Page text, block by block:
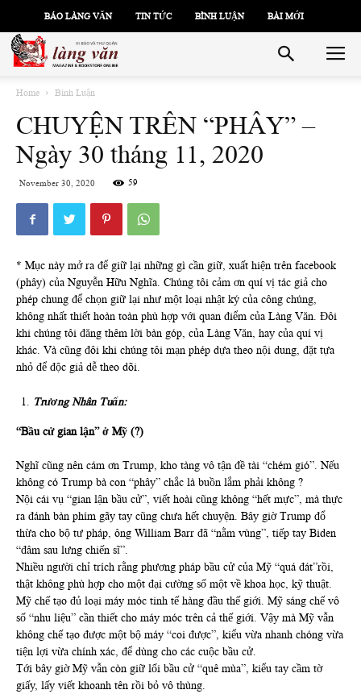
BÁO LÀNG VĂN TIN TỨC BÌNH LUẬN BÀI MỚI
Home Bình Luận
CHUYỆN TRÊN “PHÂY” –
Ngày 30 tháng 11, 2020
November 30, 2020 59
* Mục này mở ra để giữ lại những gì cần giữ, xuất hiện trên facebook
(phây) của Nguyễn Hữu Nghĩa. Chúng tôi cảm ơn quí vị tác giả cho
phép chung để chọn giữ lại như một loại nhật ký của công chúng,
không nhất thiết hoàn toàn phù hợp với quan điểm của Làng Văn. Đôi
khi chúng tôi đăng thêm lời bàn góp, của Làng Văn, hay của quí vị
khác. Và cũng đôi khi chúng tôi mạn phép dựa theo nội dung, đặt tựa
nhỏ để độc giả dễ theo dõi.
Trương Nhân Tuấn:
“Bầu cử gian lận” ở Mỹ (?)
Nghĩ cũng nên cám ơn Trump, kho tàng vô tận đề tài “chém gió”. Nếu
không có Trump bà con “phây” chắc là buồn lắm phải không ?
Nội cái vụ “gian lận bầu cử”, viết hoài cũng không “hết mực”, mà thực
ra đánh bàn phím gãy tay cũng chưa hết chuyện. Bây giờ Trump đổ
thừa cho bộ tư pháp, ông William Barr đã “nằm vùng”, tiếp tay Biden
“đâm sau lưng chiến sĩ”.
Nhiều người chỉ trích rằng phương pháp bầu cử của Mỹ “quá đát”rồi,
thật không phù hợp cho một đại cường số một về khoa học, kỹ thuật.
Mỹ chế tạo đủ loại máy móc tinh tế hàng đầu thế giới. Mỹ sáng chế vô
số “nhu liệu” cần thiết cho máy móc trên cả thế giới. Vậy mà Mỹ vẫn
không chế tạo được một bộ máy “coi được”, kiểu vừa nhanh chóng vừa
tiện lợi vừa chính xác, để dùng cho các cuộc bầu cử.
Tới bây giờ Mỹ vẫn còn giữ lối bầu cử “quê mùa”, kiểu tay cầm tờ
giấy, lấy viết khoanh tên rồi bỏ vô thùng.